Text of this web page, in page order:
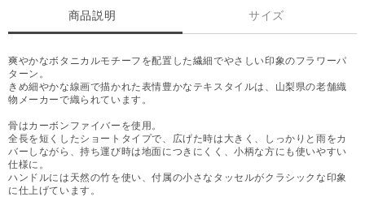
商品説明 サイズ
爽やかなボタニカルモチーフを配置した繊細でやさしい印象のフラワーパ
ターン。
きめ細やかな線画で描かれた表情豊かなテキスタイルは、山梨県の老舗織
物メーカーで織られています。
骨はカーボンファイバーを使用。
全長を短くしたショートタイプで、広げた時は大きく、しっかりと雨をカ
バーしながら、持ち運び時は地面につきにくく、小柄な方にも使いやすい
仕様に。
ハンドルには天然の竹を使い、付属の小さなタッセルがクラシックな印象
に仕上げています。